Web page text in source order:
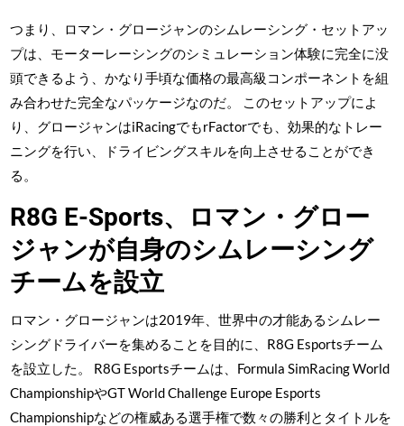
つまり、ロマン・グロージャンのシムレーシング・セットアッ
プは、モーターレーシングのシミュレーション体験に完全に没
頭できるよう、かなり手頃な価格の最高級コンポーネントを組
み合わせた完全なパッケージなのだ。 このセットアップによ
り、グロージャンはiRacingでもrFactorでも、効果的なトレー
ニングを行い、ドライビングスキルを向上させることができ
る。
R8G E-Sports、ロマン・グロー
ジャンが自身のシムレーシング
チームを設立
ロマン・グロージャンは2019年、世界中の才能あるシムレー
シングドライバーを集めることを目的に、R8G Esportsチーム
を設立した。 R8G Esportsチームは、Formula SimRacing World
ChampionshipやGT World Challenge Europe Esports
Championshipなどの権威ある選手権で数々の勝利とタイトルを